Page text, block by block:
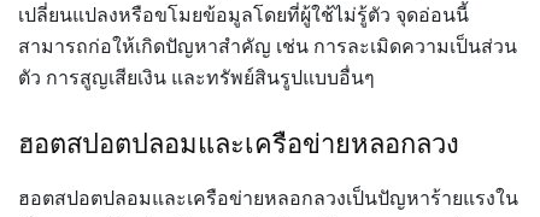
เปลี่ยนแปลงหรือขโมยข้อมูลโดยที่ผู้ใช้ไม่รู้ตัว จุดอ่อนนี้
สามารถก่อให้เกิดปัญหาสำคัญ เช่น การละเมิดความเป็นส่วน
ตัว การสูญเสียเงิน และทรัพย์สินรูปแบบอื่นๆ
ฮอตสปอตปลอมและเครือข่ายหลอกลวง
ฮอตสปอตปลอมและเครือข่ายหลอกลวงเป็นปัญหาร้ายแรงใน